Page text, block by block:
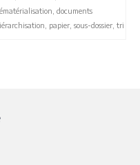
documents
papier, sous-dossier, tri